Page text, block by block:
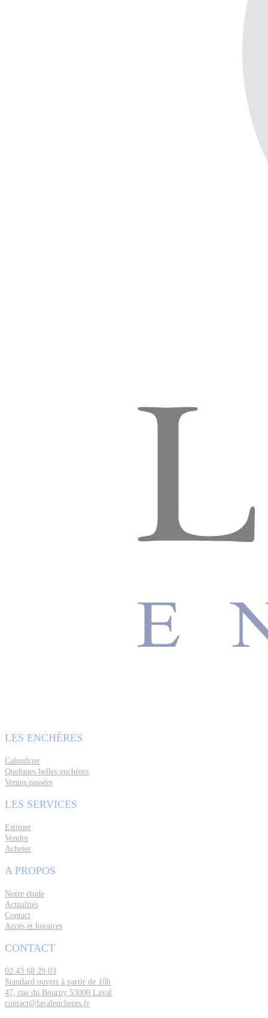
LES ENCHÈRES
Calendrier
Quelques belles enchères
Ventes passées
LES SERVICES
Estimer
Vendre
Acheter
A PROPOS
Notre étude
Actualités
Contact
Accès et horaires
CONTACT
02 43 68 29 03
Standard ouvert à partir de 10h
47, rue du Bourny 53000 Laval
contact@lavalencheres.fr